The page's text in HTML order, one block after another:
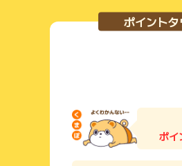
ポイント
ポイ